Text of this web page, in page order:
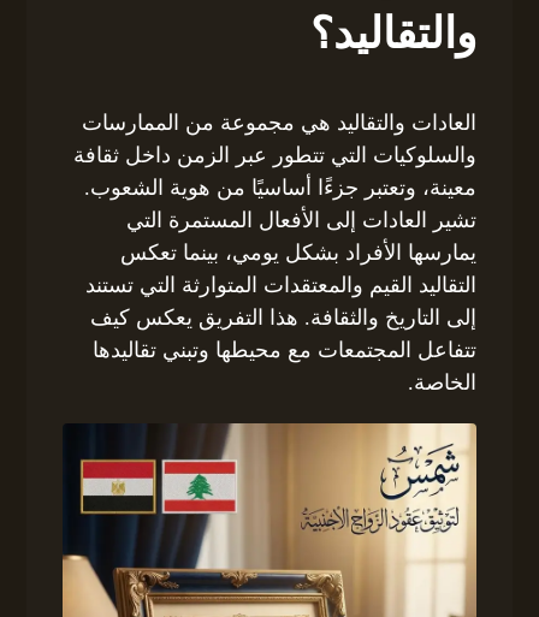
والتقاليد؟
العادات والتقاليد هي مجموعة من الممارسات
والسلوكيات التي تتطور عبر الزمن داخل ثقافة
معينة، وتعتبر جزءًا أساسيًا من هوية الشعوب.
تشير العادات إلى الأفعال المستمرة التي
يمارسها الأفراد بشكل يومي، بينما تعكس
التقاليد القيم والمعتقدات المتوارثة التي تستند
إلى التاريخ والثقافة. هذا التفريق يعكس كيف
تتفاعل المجتمعات مع محيطها وتبني تقاليدها
الخاصة.